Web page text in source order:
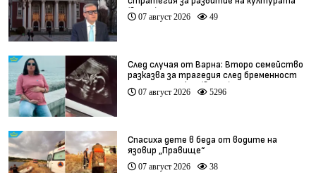
(видео)
07 август 2026 49
След случая от Варна: Второ семейство
разказва за трагедия след бременност
при същия лекар (видео)
07 август 2026 5296
Спасиха дете в беда от водите на
язовир „Правище“
07 август 2026 38